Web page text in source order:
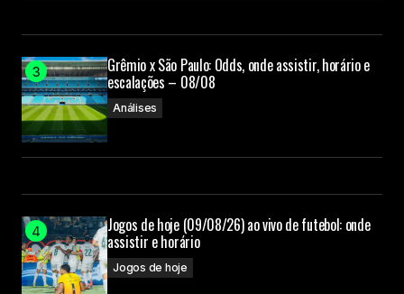
Grêmio x São Paulo: Odds, onde assistir, horário e
escalações – 08/08
Análises
Jogos de hoje (09/08/26) ao vivo de futebol: onde
assistir e horário
Jogos de hoje